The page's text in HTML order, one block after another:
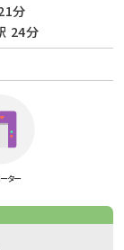
分
24分
ター